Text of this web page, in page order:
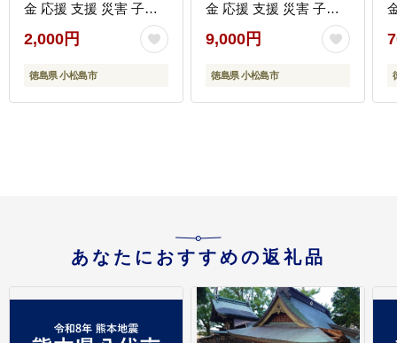
金 応援 支援 災害 子育
て 1口 1000円から ふる
さと納税 観光徳島 小松
島 寄付 南海トラフ 巨大
子育て世代 応援 プロジ
2,000円
徳島県 小松島市
金 応援 支援 災害 子育
て 1口 1000円から ふる
さと納税 観光徳島 小松
島 寄付 南海トラフ 巨大
子育て世代 応援 プロジ
9,000円
徳島県 小松島市
あなたにおすすめの返礼品